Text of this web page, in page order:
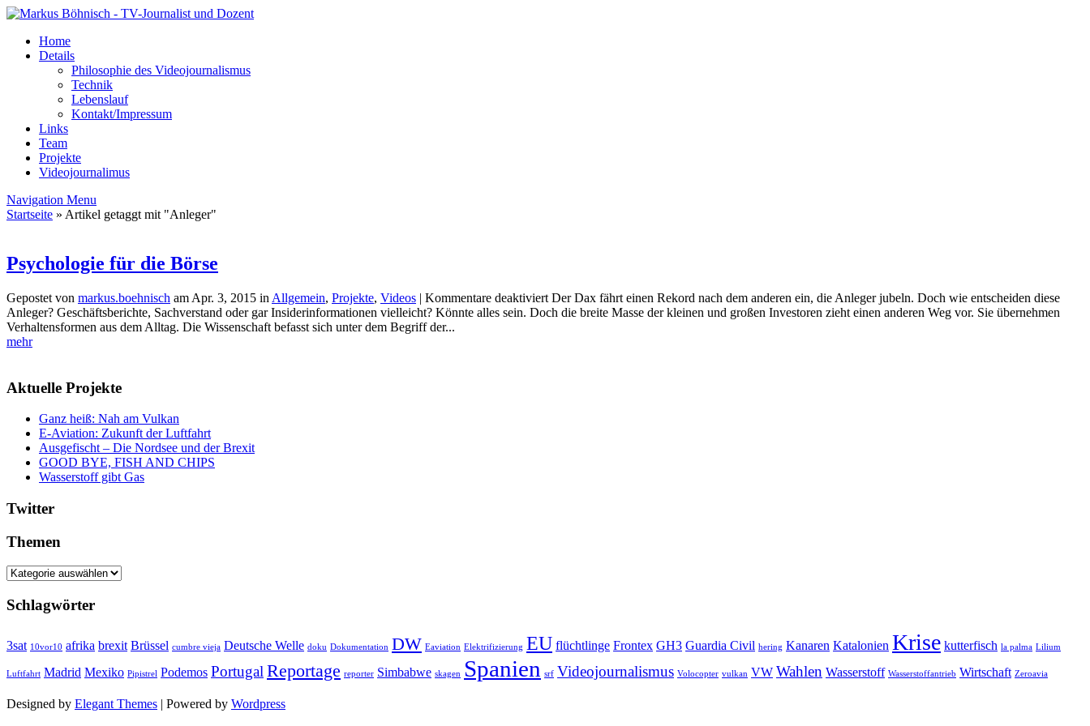
Home
Details
Philosophie des Videojournalismus
Technik
Lebenslauf
Kontakt/Impressum
Links
Team
Projekte
Videojournalimus
Navigation Menu
Startseite » Artikel getaggt mit "Anleger"
Psychologie für die Börse
Gepostet von markus.boehnisch am Apr. 3, 2015 in Allgemein, Projekte, Videos | Kommentare deaktiviertfür
Psychologie
Der Dax fährt einen Rekord nach dem anderen ein, die Anleger jubeln. Doch wie entscheiden diese
Anleger? Geschäftsberichte, Sachverstand oder gar Insiderinformationen vielleicht? Könnte alles sein. Doch die breite Masse der kleinen und großen Investoren zieht einen anderen Weg vor. Sie übernehmen
Verhaltensformen aus dem Alltag. Die Wissenschaft befasst sich unter dem Begriff der...
mehr
Aktuelle Projekte
Ganz heiß: Nah am Vulkan
E-Aviation: Zukunft der Luftfahrt
Ausgefischt – Die Nordsee und der Brexit
GOOD BYE, FISH AND CHIPS
Wasserstoff gibt Gas
Twitter
Themen
Themen
Schlagwörter
3sat 10vor10 afrika brexit Brüssel cumbre vieja Deutsche Welle doku Dokumentation DW Eaviation Elektrifizierung EU flüchtlinge Frontex GH3 Guardia Civil hering Kanaren Katalonien Krise kutterfisch la palma Lilium
Luftfahrt Madrid Mexiko Pipistrel Podemos Portugal Reportage reporter Simbabwe skagen Spanien srf Videojournalismus Volocopter vulkan VW Wahlen Wasserstoff Wasserstoffantrieb Wirtschaft Zeroavia
Designed by Elegant Themes | Powered by Wordpress